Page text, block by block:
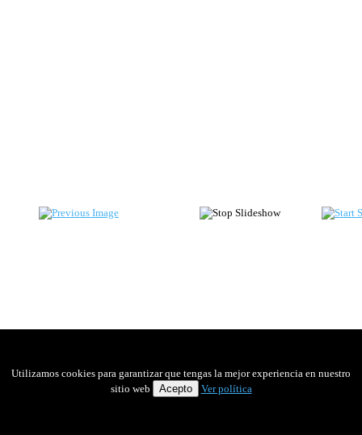
Utilizamos cookies para garantizar que tengas la mejor experiencia en nuestro
sitio web
Acepto Ver política